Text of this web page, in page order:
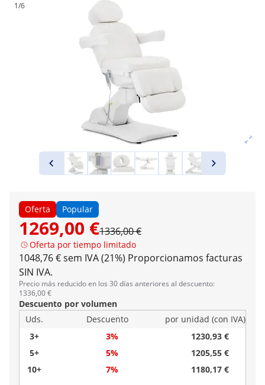
1/6
Oferta Popular
1269,00 €1336,00 €
Oferta por tiempo limitado
1048,76 € sem IVA (21%) Proporcionamos facturas
SIN IVA.
Precio más reducido en los 30 días anteriores al descuento:
1336,00 €
Descuento por volumen
Uds.
Descuento
por unidad (con IVA)
3+
3%
1230,93 €
5+
5%
1205,55 €
10+
7% 1180,17 €